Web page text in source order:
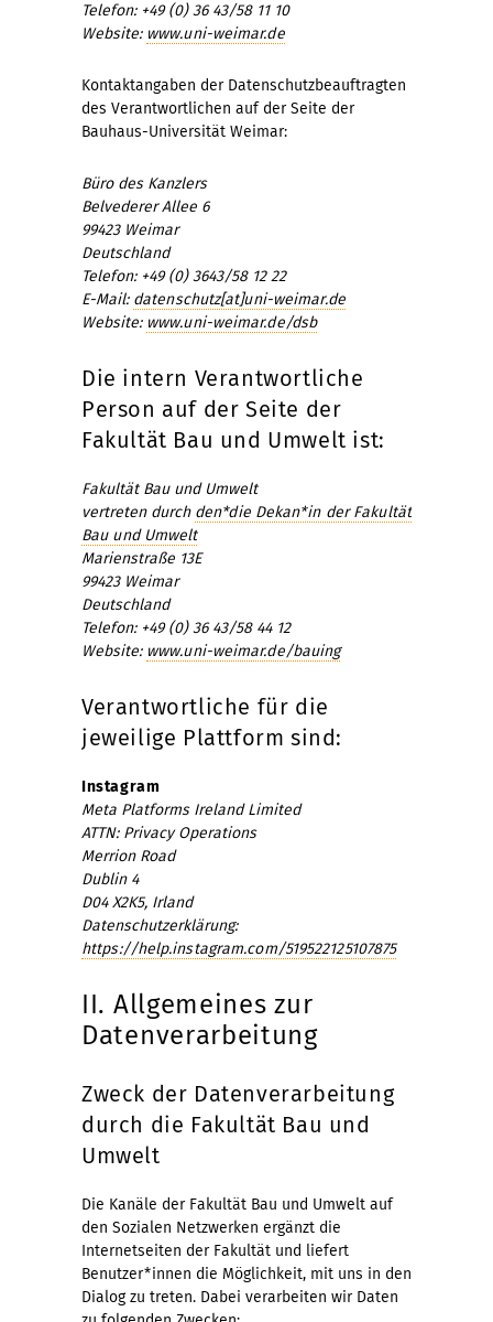
Telefon: +49 (0) 36 43/58 11 10
Website: www.uni-weimar.de
Kontaktangaben der Datenschutzbeauftragten
des Verantwortlichen auf der Seite der
Bauhaus-Universität Weimar:
Büro des Kanzlers
Belvederer Allee 6
99423 Weimar
Deutschland
Telefon: +49 (0) 3643/58 12 22
E-Mail: datenschutz[at]uni-weimar.de
Website: www.uni-weimar.de/dsb
Die intern Verantwortliche
Person auf der Seite der
Fakultät Bau und Umwelt ist:
Fakultät Bau und Umwelt
vertreten durch den*die Dekan*in der Fakultät
Bau und Umwelt
Marienstraße 13E
99423 Weimar
Deutschland
Telefon: +49 (0) 36 43/58 44 12
Website: www.uni-weimar.de/bauing
Verantwortliche für die
jeweilige Plattform sind:
Instagram
Meta Platforms Ireland Limited
ATTN: Privacy Operations
Merrion Road
Dublin 4
D04 X2K5, Irland
Datenschutzerklärung:
https://help.instagram.com/519522125107875
II. Allgemeines zur
Datenverarbeitung
Zweck der Datenverarbeitung
durch die Fakultät Bau und
Umwelt
Die Kanäle der Fakultät Bau und Umwelt auf
den Sozialen Netzwerken ergänzt die
Internetseiten der Fakultät und liefert
Benutzer*innen die Möglichkeit, mit uns in den
Dialog zu treten. Dabei verarbeiten wir Daten